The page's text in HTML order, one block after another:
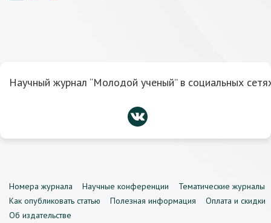
Научный журнал “Молодой ученый” в социальных
Номера журнала Научные конференции
Тематические журналы
Как опубликовать статью
Полезная информация
Оплата и скидки
Об издательстве